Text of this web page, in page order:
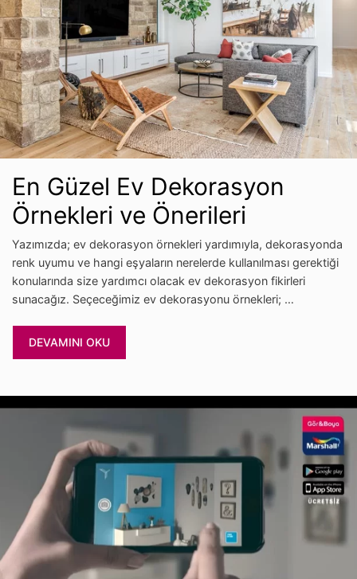
En Güzel Ev Dekorasyon
Örnekleri ve Önerileri
Yazımızda; ev dekorasyon örnekleri yardımıyla, dekorasyonda
renk uyumu ve hangi eşyaların nerelerde kullanılması gerektiği
konularında size yardımcı olacak ev dekorasyon fikirleri
sunacağız. Seçeceğimiz ev dekorasyonu örnekleri; …
DEVAMINI OKU